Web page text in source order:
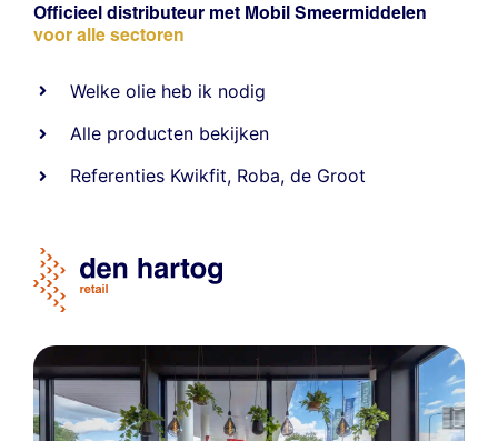
Officieel distributeur met Mobil Smeermiddelen
voor alle sectoren
Welke olie heb ik nodig
Alle producten bekijken
Referenties Kwikfit, Roba,de Groot